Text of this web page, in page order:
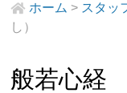
ホーム > スタッ
し）
般若心経